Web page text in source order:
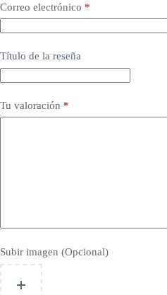
Correo electrónico *
Título de la reseña
Tu valoración *
Subir imagen (Opcional)